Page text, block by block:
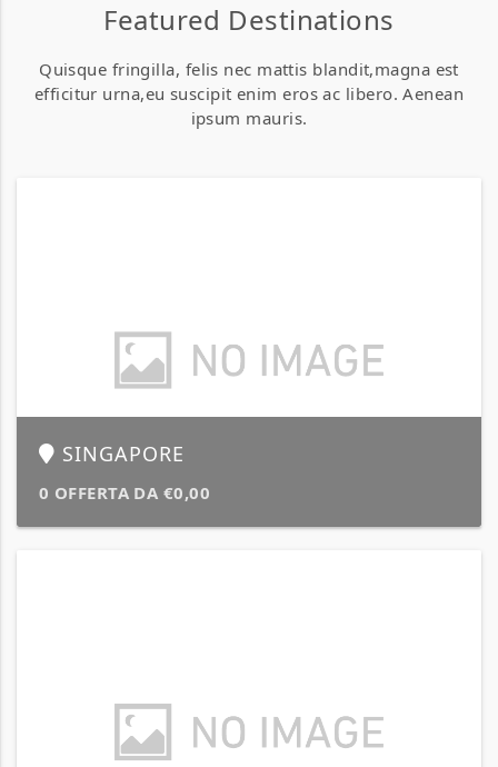
Featured Destinations
Quisque fringilla, felis nec mattis blandit,magna est
efficitur urna,eu suscipit enim eros ac libero. Aenean
ipsum mauris.
SINGAPORE
0 OFFERTA DA €0,00